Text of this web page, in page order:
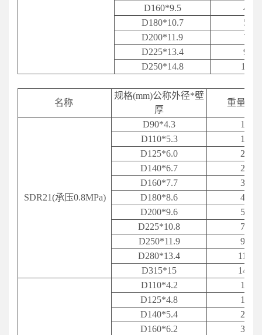
D160*9.5
D180*10.7
D200*11.9
D225*13.4
D250*14.8
名称
规格(mm)公称外径*壁
厚
重量（
SDR21(承压0.8MPa)
D90*4.3
D110*5.3
D125*6.0
D140*6.7
D160*7.7
D180*8.6
D200*9.6
D225*10.8
D250*11.9
D280*13.4
D315*15
D110*4.2
D125*4.8
D140*5.4
D160*6.2